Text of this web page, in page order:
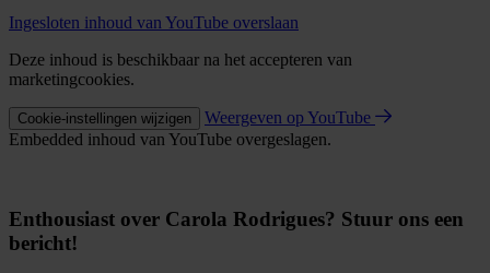
Ingesloten inhoud van YouTube overslaan
Deze inhoud is beschikbaar na het accepteren van
marketingcookies.
Cookie-instellingen wijzigen
Weergeven op YouTube
Embedded inhoud van YouTube overgeslagen.
Enthousiast over Carola Rodrigues? Stuur ons een
bericht!